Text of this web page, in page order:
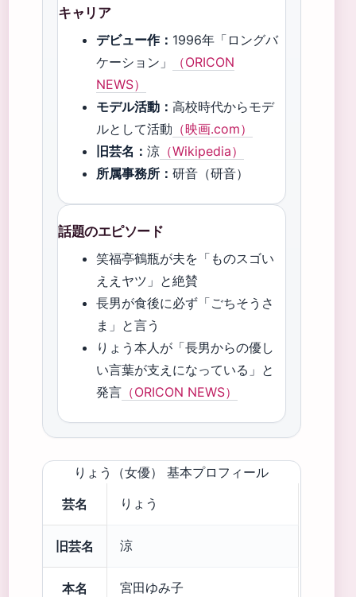
キャリア
デビュー作： 1996年「ロングバ
ケーション」
（ORICON
NEWS）
モデル活動： 高校時代からモデ
ルとして活動 （映画.com）
旧芸名： 涼 （Wikipedia）
所属事務所： 研音（研音）
話題のエピソード
笑福亭鶴瓶が夫を「ものスゴい
ええヤツ」と絶賛
長男が食後に必ず「ごちそうさ
ま」と言う
りょう本人が「長男からの優し
い言葉が支えになっている」と
発言 （ORICON NEWS）
りょう（女優） 基本プロフィール
芸名
りょう
旧芸名 涼
本名 宮田ゆみ子